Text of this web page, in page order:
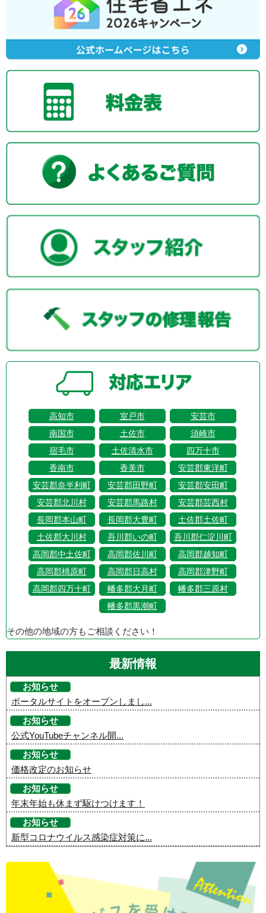
高知市 室戸市
安芸市
南国市
土佐市
須崎市
宿毛市
土佐清水市
四万十市
香南市
香美市
安芸郡東洋町
安芸郡奈半利町
安芸郡田野町
安芸郡安田町
安芸郡北川村
安芸郡馬路村
安芸郡芸西村
長岡郡本山町
長岡郡大豊町
土佐郡土佐町
土佐郡大川村
吾川郡いの町
吾川郡仁淀川町
高岡郡中土佐町
高岡郡佐川町
高岡郡越知町
高岡郡檮原町
高岡郡日高村
高岡郡津野町
高岡郡四万十町
幡多郡大月町
幡多郡三原村
幡多郡黒潮町
その他の地域の方もご相談ください！
最新情報
お知らせ
ポータルサイトをオープンしまし...
お知らせ
公式YouTubeチャンネル開...
お知らせ
価格改定のお知らせ
お知らせ
年末年始も休まず駆けつけます！
お知らせ
新型コロナウイルス感染症対策に...